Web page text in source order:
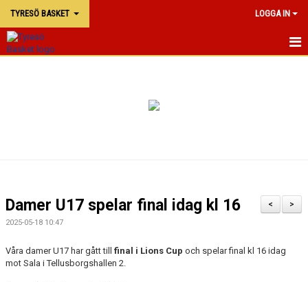
TYRESÖ BASKET LOGGA IN
DOKUMENT
>
<
Damer U17 spelar final idag kl 16
2025-05-18 10:47
Våra damer U17 har gått till final i Lions Cup och spelar final kl 16 idag
mot Sala i Tellusborgshallen 2.